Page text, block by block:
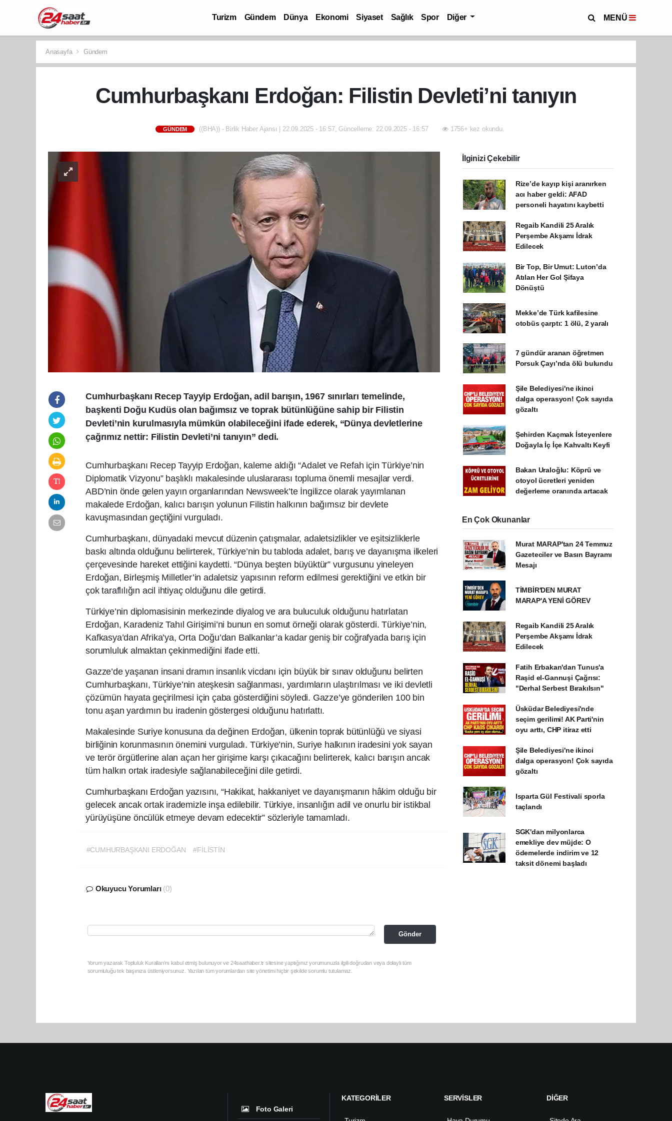
Turizm Gündem Dünya Ekonomi Siyaset Sağlık Spor Diğer MENÜ
Anasayfa Gündem
Cumhurbaşkanı Erdoğan: Filistin Devleti’ni tanıyın
GÜNDEM ((BHA)) - Birlik Haber Ajansı | 22.09.2025 - 16:57, Güncelleme: 22.09.2025 - 16:57 1756+ kez okundu.
Cumhurbaşkanı Recep Tayyip Erdoğan, adil barışın, 1967 sınırları temelinde,
başkenti Doğu Kudüs olan bağımsız ve toprak bütünlüğüne sahip bir Filistin
Devleti’nin kurulmasıyla mümkün olabileceğini ifade ederek, “Dünya devletlerine
çağrımız nettir: Filistin Devleti’ni tanıyın” dedi.
Cumhurbaşkanı Recep Tayyip Erdoğan, kaleme aldığı “Adalet ve Refah için Türkiye’nin
Diplomatik Vizyonu” başlıklı makalesinde uluslararası topluma önemli mesajlar verdi.
ABD’nin önde gelen yayın organlarından Newsweek’te İngilizce olarak yayımlanan
makalede Erdoğan, kalıcı barışın yolunun Filistin halkının bağımsız bir devlete
kavuşmasından geçtiğini vurguladı.
Cumhurbaşkanı, dünyadaki mevcut düzenin çatışmalar, adaletsizlikler ve eşitsizliklerle
baskı altında olduğunu belirterek, Türkiye’nin bu tabloda adalet, barış ve dayanışma ilkeleri
çerçevesinde hareket ettiğini kaydetti. “Dünya beşten büyüktür” vurgusunu yineleyen
Erdoğan, Birleşmiş Milletler’in adaletsiz yapısının reform edilmesi gerektiğini ve etkin bir
çok taraflılığın acil ihtiyaç olduğunu dile getirdi.
Türkiye’nin diplomasisinin merkezinde diyalog ve ara buluculuk olduğunu hatırlatan
Erdoğan, Karadeniz Tahıl Girişimi’ni bunun en somut örneği olarak gösterdi. Türkiye’nin,
Kafkasya’dan Afrika’ya, Orta Doğu’dan Balkanlar’a kadar geniş bir coğrafyada barış için
sorumluluk almaktan çekinmediğini ifade etti.
Gazze’de yaşanan insani dramın insanlık vicdanı için büyük bir sınav olduğunu belirten
Cumhurbaşkanı, Türkiye’nin ateşkesin sağlanması, yardımların ulaştırılması ve iki devletli
çözümün hayata geçirilmesi için çaba gösterdiğini söyledi. Gazze’ye gönderilen 100 bin
tonu aşan yardımın bu iradenin göstergesi olduğunu hatırlattı.
Makalesinde Suriye konusuna da değinen Erdoğan, ülkenin toprak bütünlüğü ve siyasi
birliğinin korunmasının önemini vurguladı. Türkiye’nin, Suriye halkının iradesini yok sayan
ve terör örgütlerine alan açan her girişime karşı çıkacağını belirterek, kalıcı barışın ancak
tüm halkın ortak iradesiyle sağlanabileceğini dile getirdi.
Cumhurbaşkanı Erdoğan yazısını, “Hakikat, hakkaniyet ve dayanışmanın hâkim olduğu bir
gelecek ancak ortak irademizle inşa edilebilir. Türkiye, insanlığın adil ve onurlu bir istikbal
yürüyüşüne öncülük etmeye devam edecektir” sözleriyle tamamladı.
#CUMHURBAŞKANI ERDOĞAN #FİLİSTİN
Okuyucu Yorumları (0)
Gönder
Yorum yazarak Topluluk Kuralları’nı kabul etmiş bulunuyor ve 24saathaber.tr sitesine yaptığınız yorumunuzla ilgili doğrudan veya dolaylı tüm
sorumluluğu tek başınıza üstleniyorsunuz. Yazılan tüm yorumlardan site yönetimi hiçbir şekilde sorumlu tutulamaz.
İlginizi Çekebilir
Rize’de kayıp kişi aranırken
acı haber geldi: AFAD
personeli hayatını kaybetti
Regaib Kandili 25 Aralık
Perşembe Akşamı İdrak
Edilecek
Bir Top, Bir Umut: Luton’da
Atılan Her Gol Şifaya
Dönüştü
Mekke’de Türk kafilesine
otobüs çarptı: 1 ölü, 2 yaralı
7 gündür aranan öğretmen
Porsuk Çayı’nda ölü bulundu
Şile Belediyesi'ne ikinci
dalga operasyon! Çok sayıda
gözaltı
Şehirden Kaçmak İsteyenlere
Doğayla İç İçe Kahvaltı Keyfi
Bakan Uraloğlu: Köprü ve
otoyol ücretleri yeniden
değerleme oranında artacak
En Çok Okunanlar
Murat MARAP'tan 24 Temmuz
Gazeteciler ve Basın Bayramı
Mesajı
TİMBİR'DEN MURAT
MARAP'A YENİ GÖREV
Regaib Kandili 25 Aralık
Perşembe Akşamı İdrak
Edilecek
Fatih Erbakan'dan Tunus'a
Raşid el-Gannuşi Çağrısı:
"Derhal Serbest Bırakılsın"
Üsküdar Belediyesi'nde
seçim gerilimi! AK Parti'nin
oyu arttı, CHP itiraz etti
Şile Belediyesi'ne ikinci
dalga operasyon! Çok sayıda
gözaltı
Isparta Gül Festivali sporla
taçlandı
SGK'dan milyonlarca
emekliye dev müjde: O
ödemelerde indirim ve 12
taksit dönemi başladı
Foto Galeri
KATEGORİLER SERVİSLER DİĞER